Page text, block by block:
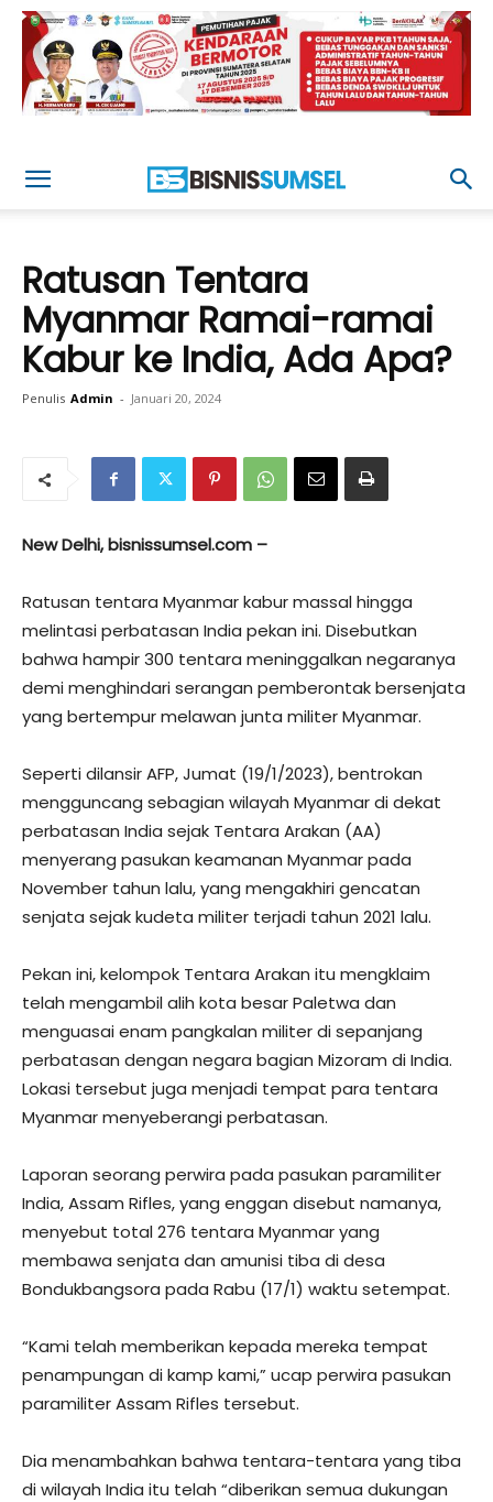
Ratusan Tentara
Myanmar Ramai-ramai
Kabur ke India, Ada Apa?
Penulis Admin - Januari 20, 2024
New Delhi, bisnissumsel.com –
Ratusan tentara Myanmar kabur massal hingga
melintasi perbatasan India pekan ini. Disebutkan
bahwa hampir 300 tentara meninggalkan negaranya
demi menghindari serangan pemberontak bersenjata
yang bertempur melawan junta militer Myanmar.
Seperti dilansir AFP, Jumat (19/1/2023), bentrokan
mengguncang sebagian wilayah Myanmar di dekat
perbatasan India sejak Tentara Arakan (AA)
menyerang pasukan keamanan Myanmar pada
November tahun lalu, yang mengakhiri gencatan
senjata sejak kudeta militer terjadi tahun 2021 lalu.
Pekan ini, kelompok Tentara Arakan itu mengklaim
telah mengambil alih kota besar Paletwa dan
menguasai enam pangkalan militer di sepanjang
perbatasan dengan negara bagian Mizoram di India.
Lokasi tersebut juga menjadi tempat para tentara
Myanmar menyeberangi perbatasan.
Laporan seorang perwira pada pasukan paramiliter
India, Assam Rifles, yang enggan disebut namanya,
menyebut total 276 tentara Myanmar yang
membawa senjata dan amunisi tiba di desa
Bondukbangsora pada Rabu (17/1) waktu setempat.
“Kami telah memberikan kepada mereka tempat
penampungan di kamp kami,” ucap perwira pasukan
paramiliter Assam Rifles tersebut.
Dia menambahkan bahwa tentara-tentara yang tiba
di wilayah India itu telah “diberikan semua dukungan